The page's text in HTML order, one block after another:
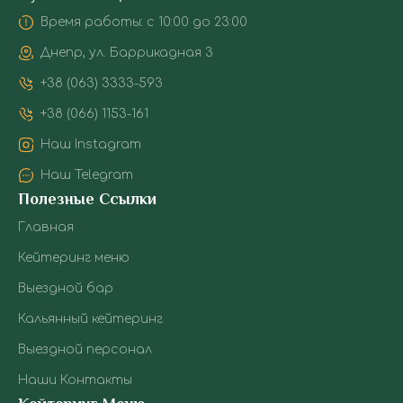
Время работы: с 10:00 до 23:00
Днепр, ул. Баррикадная 3
+38 (063) 3333-593
+38 (066) 1153-161
Наш Instagram
Наш Telegram
Полезные Ссылки
Главная
Кейтеринг меню
Выездной бар
Кальянный кейтеринг
Выездной персонал
Наши Контакты